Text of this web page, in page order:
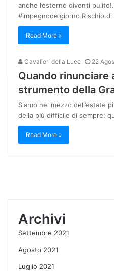
anche l’esterno diventi
#impegnodelgiorno Rischio
Read More »
Cavalieri della Luce 22
Quando rinunciare
strumento della
Siamo nel mezzo dell’estate
della più difficile di sempre:
Read More »
Archivi
Settembre 2021
Agosto 2021
Luglio 2021